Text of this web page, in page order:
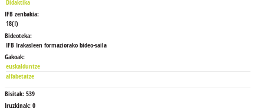
Didaktika
IFB zenbakia:
18(I)
Bideoteka:
IFB Irakasleen formaziorako bideo-saila
Gakoak:
euskalduntze
alfabetatze
Bisitak: 539
Iruzkinak: 0